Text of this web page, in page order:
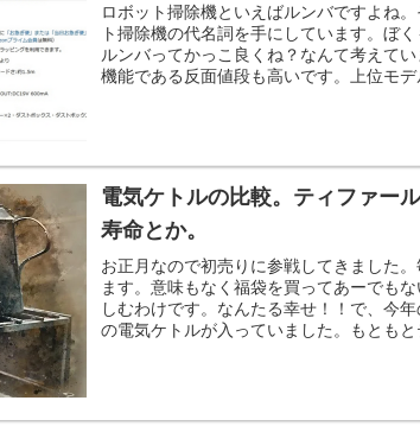
ロボット掃除機といえばルンバですよね
ト掃除機の代名詞を手にしています。ぼ
ルンバってかっこ良くね？なんて考えて
機能である反面値段も高いです。上位モデ
電気ケトルの比較。ティファー
寿命とか。
お正月なので初売りに参戦してきました
ます。意味もなく福袋を買ってあーでも
しむわけです。なんたる幸せ！！で、今
の電気ケトルが入っていました。もともと